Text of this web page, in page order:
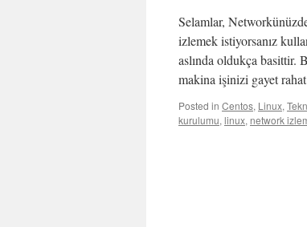
Selamlar,
izlemek istiyorsanız
aslında oldukça basittir.
makina işinizi gayet
Posted in Centos, Linux,
kurulumu, linux, network